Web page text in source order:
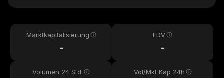
Marktkapitalisierung
-
FDV
-
Volumen 24 Std. Vol/Mkt Kap 24h